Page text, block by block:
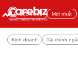
Đọc nhiều Mới nhất
Kinh doanh Tài chính